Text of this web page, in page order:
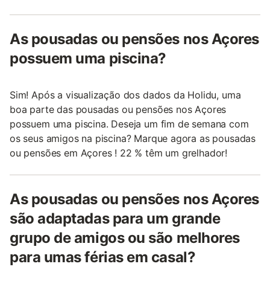
As pousadas ou pensões nos Açores
possuem uma piscina?
Sim! Após a visualização dos dados da Holidu, uma
boa parte das pousadas ou pensões nos Açores
possuem uma piscina. Deseja um fim de semana com
os seus amigos na piscina? Marque agora as pousadas
ou pensões em Açores ! 22 % têm um grelhador!
As pousadas ou pensões nos Açores
são adaptadas para um grande
grupo de amigos ou são melhores
para umas férias em casal?